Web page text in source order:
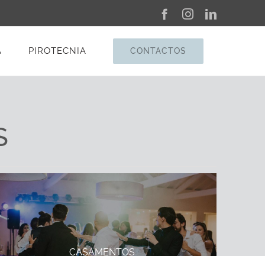
Facebook
InstagramLinkedIn
PIROTECNIA CONTACTOS
CASAMENTOS